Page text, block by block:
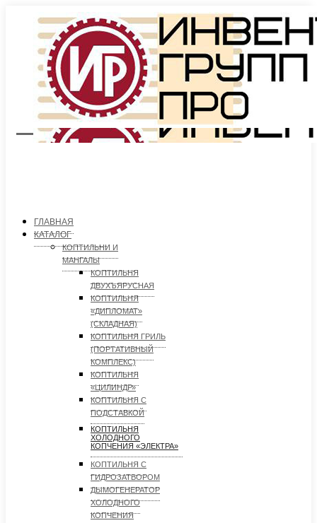
ГЛАВНАЯ
КАТАЛОГ
КОПТИЛЬНИ И
МАНГАЛЫ
КОПТИЛЬНЯ
ДВУХЪЯРУСНАЯ
КОПТИЛЬНЯ
«ДИПЛОМАТ»
(СКЛАДНАЯ)
КОПТИЛЬНЯ ГРИЛЬ
(ПОРТАТИВНЫЙ
КОМПЛЕКС)
КОПТИЛЬНЯ
«ЦИЛИНДР»
КОПТИЛЬНЯ С
ПОДСТАВКОЙ
КОПТИЛЬНЯ
ХОЛОДНОГО
КОПЧЕНИЯ «ЭЛЕКТРА»
КОПТИЛЬНЯ С
ГИДРОЗАТВОРОМ
ДЫМОГЕНЕРАТОР
ХОЛОДНОГО
КОПЧЕНИЯ